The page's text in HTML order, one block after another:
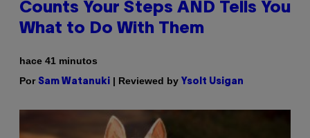
Counts Your Steps AND Tells You
What to Do With Them
hace 41 minutos
Por Sam Watanuki | Reviewed by Ysolt Usigan